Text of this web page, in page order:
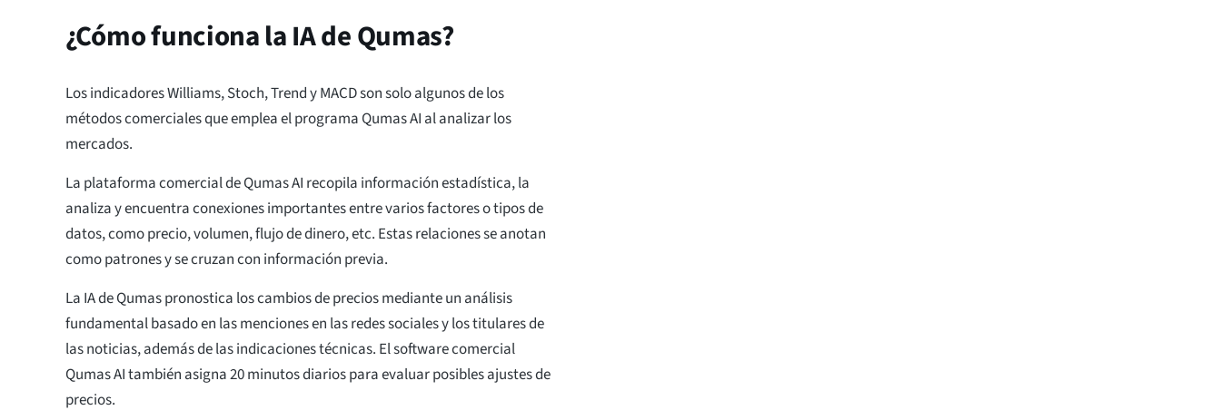
¿Cómo funciona la IA de Qumas?
Los indicadores Williams, Stoch, Trend y MACD son solo algunos de los
métodos comerciales que emplea el programa Qumas AI al analizar los
mercados.
La plataforma comercial de Qumas AI recopila información estadística, la
analiza y encuentra conexiones importantes entre varios factores o tipos de
datos, como precio, volumen, flujo de dinero, etc. Estas relaciones se anotan
como patrones y se cruzan con información previa.
La IA de Qumas pronostica los cambios de precios mediante un análisis
fundamental basado en las menciones en las redes sociales y los titulares de
las noticias, además de las indicaciones técnicas. El software comercial
Qumas AI también asigna 20 minutos diarios para evaluar posibles ajustes de
precios.